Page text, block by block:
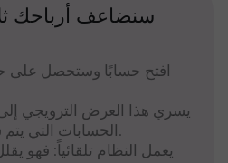
سنضاعف أرباحك
افتح حسابًا وستحصل على
يسري هذا العرض الترويجي
الحسابات التي يتم شحنها حتى 31.08.2026.
يعمل النظام تلقائياً: فهو